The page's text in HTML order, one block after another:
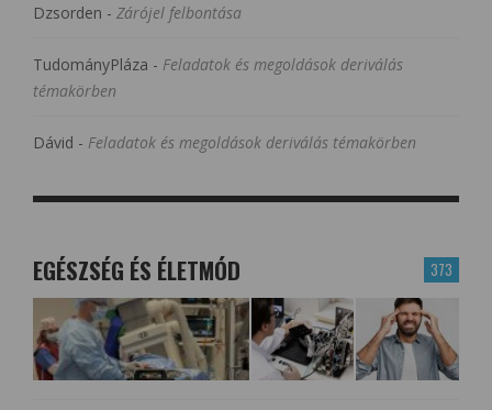
Dzsorden - Zárójel felbontása
TudományPláza - Feladatok és megoldások deriválás
témakörben
Dávid - Feladatok és megoldások deriválás témakörben
373
EGÉSZSÉG ÉS ÉLETMÓD